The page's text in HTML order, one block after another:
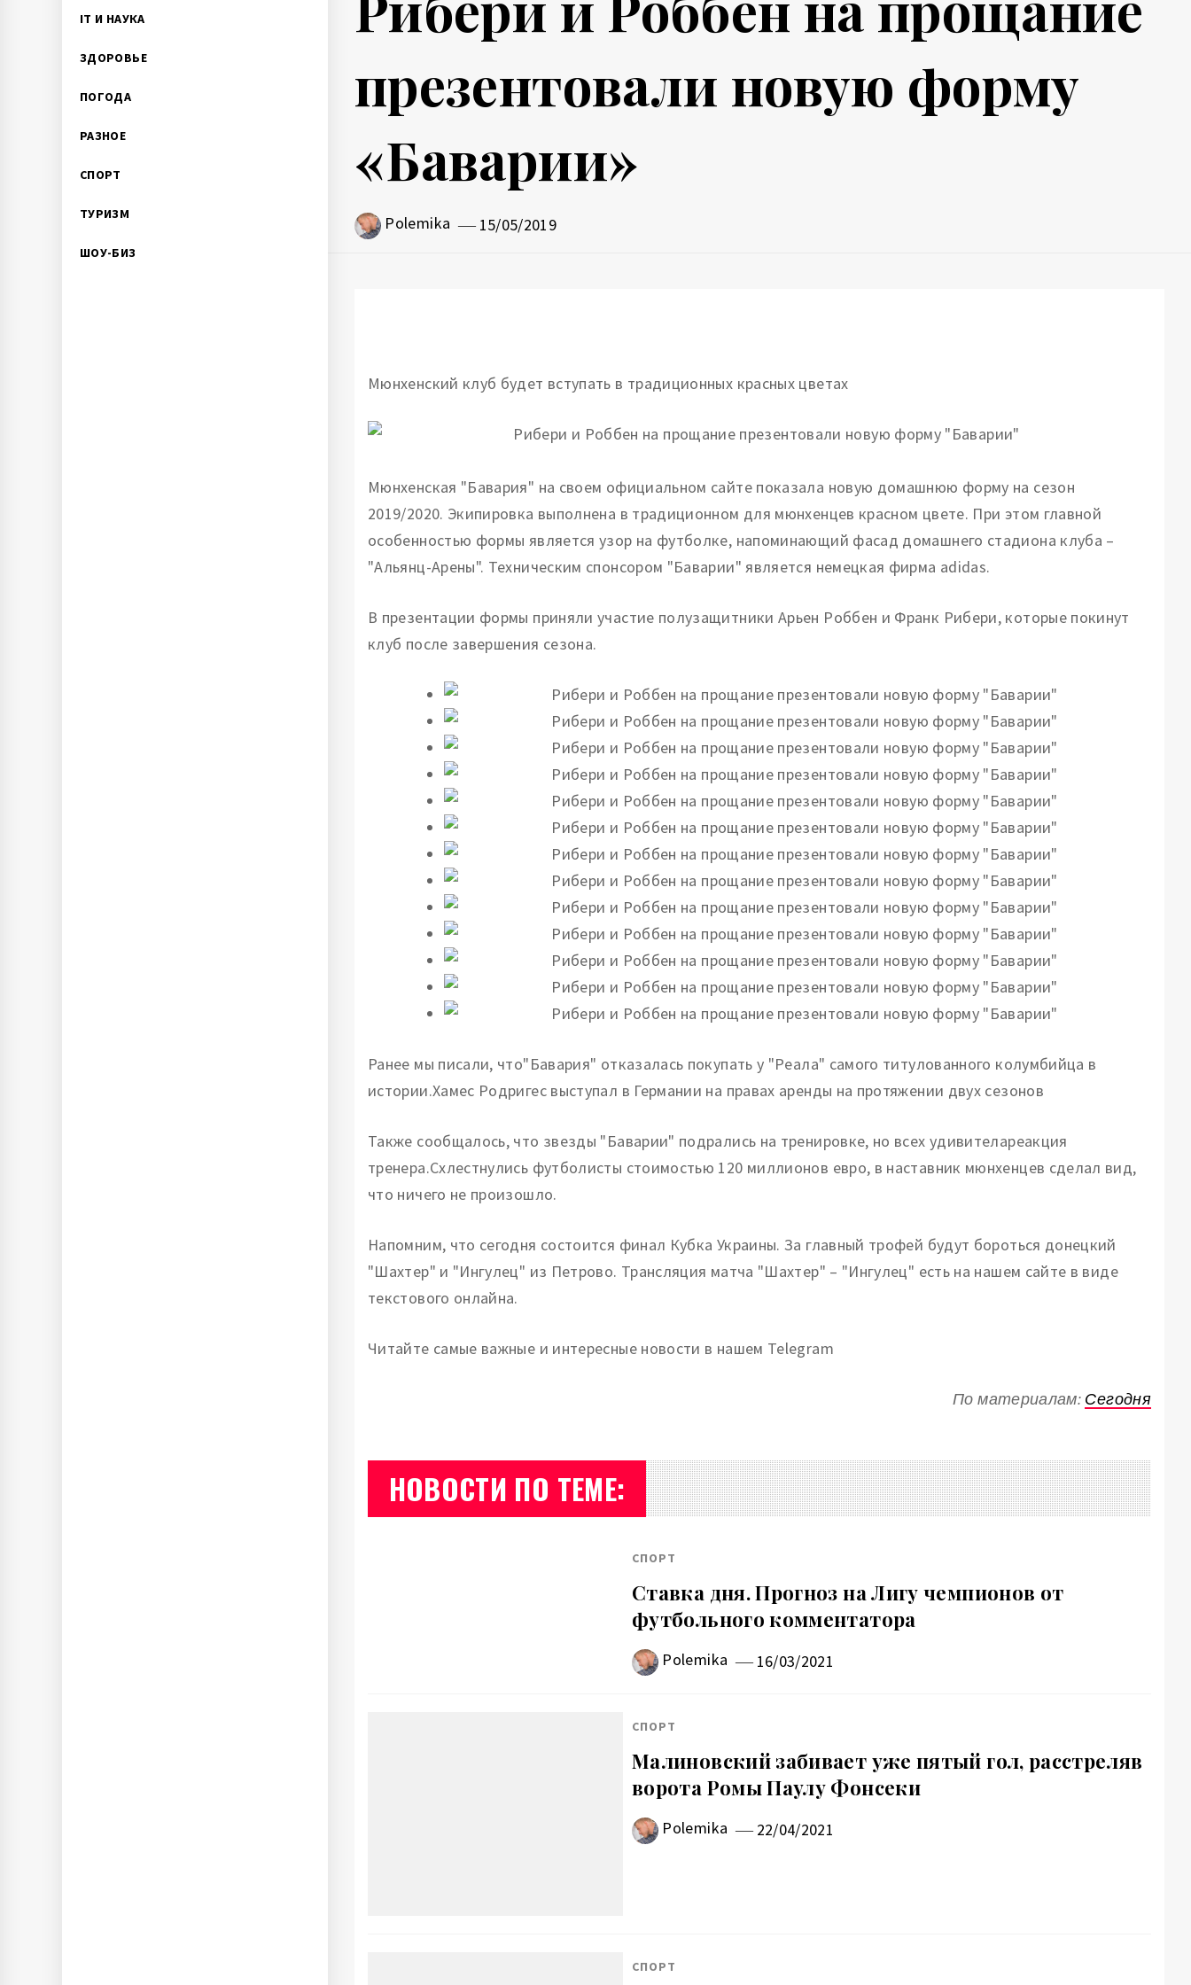
IT И НАУКА
ЗДОРОВЬЕ
ПОГОДА
РАЗНОЕ
СПОРТ
ТУРИЗМ
ШОУ-БИЗ
презентовали новую форму
«Баварии»
Polemika 15/05/2019
Мюнхенский клуб будет вступать в традиционных красных цветах
Мюнхенская "Бавария" на своем официальном сайте показала новую домашнюю форму на сезон
2019/2020. Экипировка выполнена в традиционном для мюнхенцев красном цвете. При этом главной
особенностью формы является узор на футболке, напоминающий фасад домашнего стадиона клуба –
"Альянц-Арены". Техническим спонсором "Баварии" является немецкая фирма adidas.
В презентации формы приняли участие полузащитники Арьен Роббен и Франк Рибери, которые покинут
клуб после завершения сезона.
Ранее мы писали, что"Бавария" отказалась покупать у "Реала" самого титулованного колумбийца в
истории.Хамес Родригес выступал в Германии на правах аренды на протяжении двух сезонов
Также сообщалось, что звезды "Баварии" подрались на тренировке, но всех удивителареакция
тренера.Схлестнулись футболисты стоимостью 120 миллионов евро, в наставник мюнхенцев сделал вид,
что ничего не произошло.
Напомним, что сегодня состоится финал Кубка Украины. За главный трофей будут бороться донецкий
"Шахтер" и "Ингулец" из Петрово. Трансляция матча "Шахтер" – "Ингулец" есть на нашем сайте в виде
текстового онлайна.
Читайте самые важные и интересные новости в нашем Telegram
По материалам: Сегодня
НОВОСТИ ПО ТЕМЕ:
СПОРТ
Ставка дня. Прогноз на Лигу чемпионов от
футбольного комментатора
Polemika 16/03/2021
СПОРТ
Малиновский забивает уже пятый гол, расстреляв
ворота Ромы Паулу Фонсеки
Polemika 22/04/2021
СПОРТ